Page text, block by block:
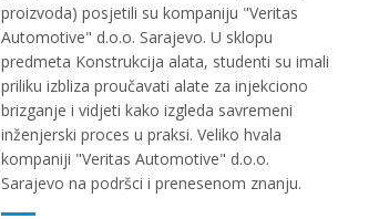
proizvoda) posjetili su kompaniju "Veritas
Automotive" d.o.o. Sarajevo. U sklopu
predmeta Konstrukcija alata, studenti su imali
priliku izbliza proučavati alate za injekciono
brizganje i vidjeti kako izgleda savremeni
inženjerski proces u praksi. Veliko hvala
kompaniji "Veritas Automotive" d.o.o.
Sarajevo na podršci i prenesenom znanju.